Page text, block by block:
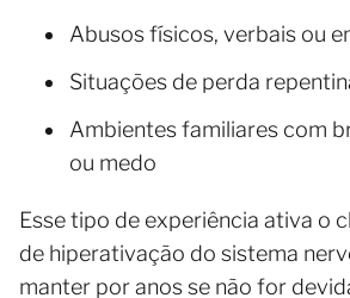
Abusos físicos, verbais ou
Situações de perda
Ambientes familiares com
ou medo
Esse tipo de experiência ativa o
de hiperativação do sistema
manter por anos se não for